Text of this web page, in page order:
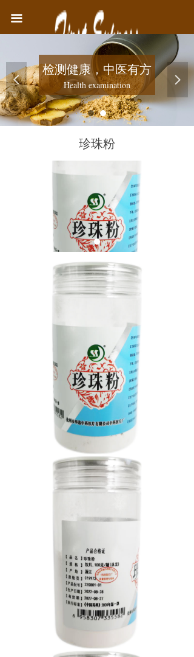
끀
首页
医疗业务
健康教育
联系我们
检测健康，中医有方
Health examination
넳 넲
珍珠粉